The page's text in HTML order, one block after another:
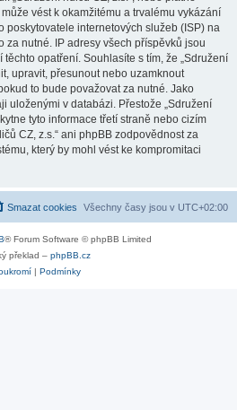
vést k okamžitému a trvalému vykázání
poskytovatele internetových služeb (ISP) na
za nutné. IP adresy všech příspěvků jsou
opatření. Souhlasíte s tím, že „Sdružení
upravit, přesunout nebo uzamknout
to bude považovat za nutné. Jako
uloženými v databázi. Přestože „Sdružení
tyto informace třetí straně nebo cizím
CZ, z.s.“ ani phpBB zodpovědnost za
který by mohl vést ke kompromitaci
Všechny časy jsou v UTC+02:00
Smazat cookies
® Forum Software © phpBB Limited
překlad – phpBB.cz
| Podmínky